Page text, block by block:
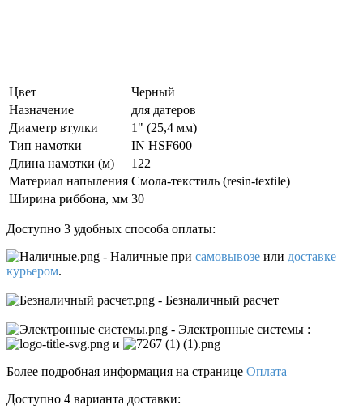
Цвет
Черный
Назначение
для датеров
Диаметр втулки
1" (25,4 мм)
Тип намотки
IN HSF600
Длина намотки (м)
122
Материал напыления Смола-текстиль (resin-textile)
Ширина риббона, мм 30
Доступно 3 удобных способа оплаты:
- Наличные при самовывозе или доставке
курьером.
- Безналичный расчет
- Электронные системы :
и
Более подробная информация на странице Оплата
Доступно 4 варианта доставки: